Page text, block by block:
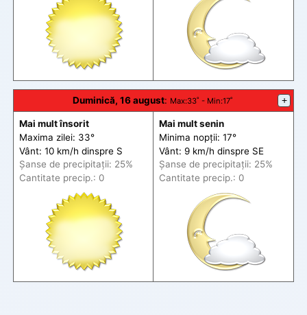
Duminică, 16 august: Max:33˚ - Min:17˚ +
Mai mult însorit
Maxima zilei: 33°
Vânt: 10 km/h dinspre S
Șanse de precipitații: 25%
Cantitate precip.: 0
Mai mult senin
Minima nopții: 17°
Vânt: 9 km/h dinspre SE
Șanse de precipitații: 25%
Cantitate precip.: 0